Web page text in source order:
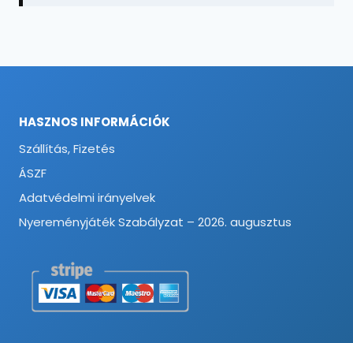
HASZNOS INFORMÁCIÓK
Szállítás, Fizetés
ÁSZF
Adatvédelmi irányelvek
Nyereményjáték Szabályzat – 2026. augusztus